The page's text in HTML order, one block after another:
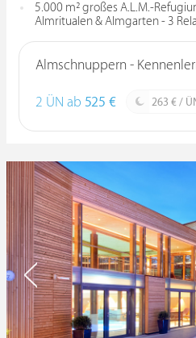
5.000 m² großes A.L.M.-
Almritualen & Almgarten - 3
Almschnuppern -
2 ÜN ab 525 € 263 € /